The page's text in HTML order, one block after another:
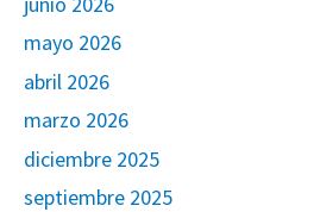
mayo 2026
abril 2026
marzo 2026
diciembre 2025
septiembre 2025